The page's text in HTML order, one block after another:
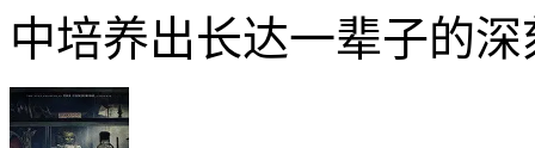
中培养出长达一辈子的